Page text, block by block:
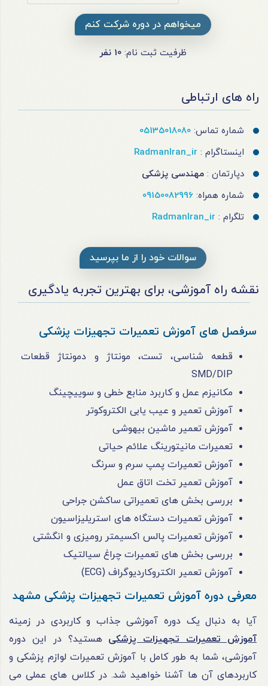
میخواهم در دوره شرکت کنم
ظرفیت ثبت نام: 10 نفر
راه های ارتباطی
شماره تماس: 05135018080
اینستاگرام : RadmanIran_ir
دپارتمان : مهندسی پزشکی
شماره همراه: 09150082996
تلگرام : RadmanIran_ir
سوالات خود را از ما بپرسید
نقشه راه آموزشی، برای بهترین تجربه یادگیری
سرفصل های آموزش تعمیرات تجهیزات پزشکی
قطعه شناسی، تست، مونتاژ و دمونتاژ قطعات
SMD/DIP
مکانیزم عمل و کاربرد منابع خطی و سوییچینگ
آموزش تعمیر و عیب یابی الکتروکوتر
آموزش تعمیر ماشین بیهوشی
تعمیرات مانیتورینگ علائم حیاتی
آموزش تعمیرات پمپ سرم و سرنگ
آموزش تعمیر تخت اتاق عمل
بررسی بخش های تعمیراتی ساکشن جراحی
آموزش تعمیرات دستگاه های استریلیزاسیون
آموزش تعمیرات پالس اکسیمتر رومیزی و انگشتی
بررسی بخش های تعمیرات چراغ سیالتیک
آموزش تعمیر الکتروکاردیوگراف (ECG)
معرفی دوره آموزش تعمیرات تجهیزات پزشکی مشهد
آیا به دنبال یک دوره آموزشی جذاب و کاربردی در زمینه
آموزش تعمیرات تجهیزات پزشکی هستید؟ در این دوره
آموزشی، شما به طور کامل با آموزش تعمیرات لوازم پزشکی و
کاربردهای آن ها آشنا خواهید شد. در کلاس های عملی می